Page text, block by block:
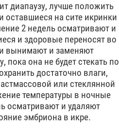
диапаузу, лучше положить
оставшиеся на сите икринки
2 недель осматривают и
и здоровые переносят во
вынимают и заменяют
она не будет стекать по
достаточно влаги,
или стеклянной
температуры в ночные
осматривают и удаляют
эмбриона в икре.